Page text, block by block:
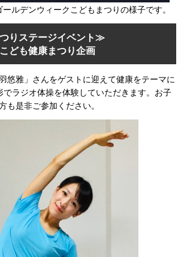
ルデンウィークこどもまつりの様子です。
りステージイベント≫
ども健康まつり企画
悠雅」さんをゲストに迎えて健康をテーマに
ラジオ体操を体験していただきます。お子
も是非ご参加ください。